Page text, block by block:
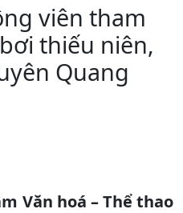
viên tham
thiếu niên,
Quang
Văn hoá – Thể thao